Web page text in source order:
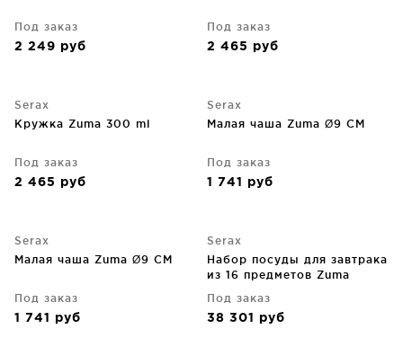
Под заказ
2 249 руб
Под заказ
2 465 руб
Serax
Кружка Zuma 300 ml
Под заказ
2 465 руб
Serax
Малая чаша Zuma Ø9 CM
Под заказ
1 741 руб
Serax
Малая чаша Zuma Ø9 CM
Под заказ
1 741 руб
Serax
Набор посуды для завтрака
из 16 предметов Zuma
Под заказ
38 301 руб